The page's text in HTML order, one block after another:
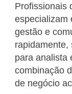
Profissionais
especializam
gestão e
rapidamente,
para analista
combinação
de negócio